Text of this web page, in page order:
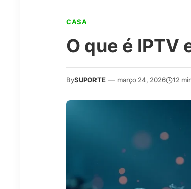
CASA
O que é
BySUPORTE — março 24, 2026 12